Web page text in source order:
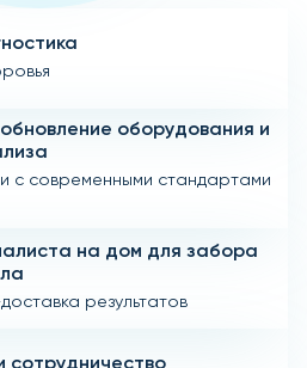
оборудования и
с современными стандартами
на дом для забора
результатов
сотрудничество